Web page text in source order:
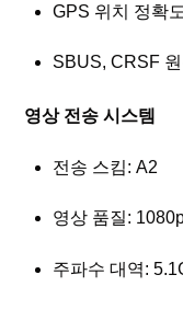
GPS 위치 정확
SBUS, CRSF
영상 전송 시스템
전송 스킴: A2
영상 품질:
주파수 대역: